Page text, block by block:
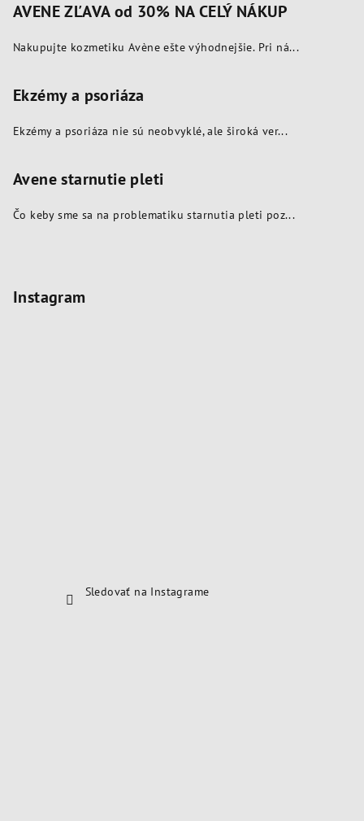
AVENE ZĽAVA od 30% NA CELÝ NÁKUP
Nakupujte kozmetiku Avène ešte výhodnejšie. Pri ná...
Ekzémy a psoriáza
Ekzémy a psoriáza nie sú neobvyklé, ale široká ver...
Avene starnutie pleti
Čo keby sme sa na problematiku starnutia pleti poz...
Instagram
Sledovať na Instagrame